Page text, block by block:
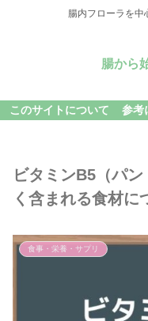
腸内フローラを中
腸から
このサイトについて 参考
ビタミンB5（パ
く含まれる食材に
食事・栄養・サプリ